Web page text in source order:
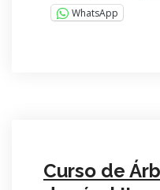
WhatsApp
Curso de